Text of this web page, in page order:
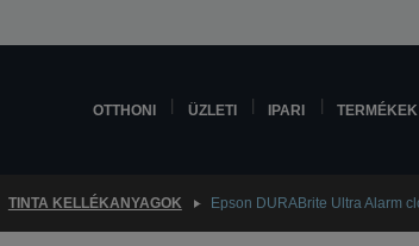
OTTHONI ÜZLETI IPARI TERMÉKEK
TINTA KELLÉKANYAGOK Epson DURABrite Ultra Alarm